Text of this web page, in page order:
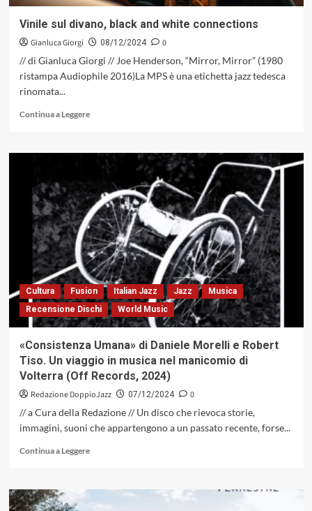
Per
Jazz»
Vinile sul divano, black and white connections
Gianluca Giorgi 08/12/2024
0
// di Gianluca Giorgi // Joe Henderson, “Mirror, Mirror” (1980
ristampa Audiophile 2016)La MPS è una etichetta jazz tedesca
rinomata...
Continua a LeggereLeggi
su
Vinile
divano,
black
and
white
connections
Cultura Fusion Italian Jazz Jazz
Musica
Recensione Dischi
World Music
«Consistenza Umana» di Daniele Morelli e Robert
Tiso. Un viaggio in musica nel manicomio di
Volterra (Off Records, 2024)
Redazione DoppioJazz 07/12/2024
0
// a Cura della Redazione // Un disco che rievoca storie,
immagini, suoni che appartengono a un passato recente, forse...
Continua a LeggereLeggi
su
«Consistenza